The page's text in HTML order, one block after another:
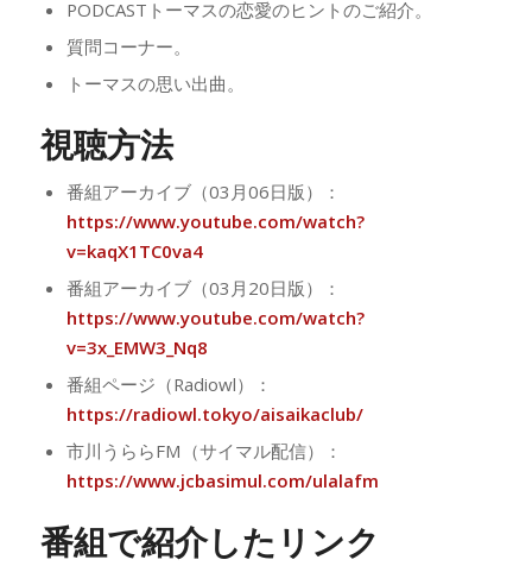
PODCASTトーマスの恋愛のヒントのご紹介。
質問コーナー。
トーマスの思い出曲。
視聴方法
番組アーカイブ（03月06日版）：
https://www.youtube.com/watch?
v=kaqX1TC0va4
番組アーカイブ（03月20日版）：
https://www.youtube.com/watch?
v=3x_EMW3_Nq8
番組ページ（Radiowl）：
https://radiowl.tokyo/aisaikaclub/
市川うららFM（サイマル配信）：
https://www.jcbasimul.com/ulalafm
番組で紹介したリンク